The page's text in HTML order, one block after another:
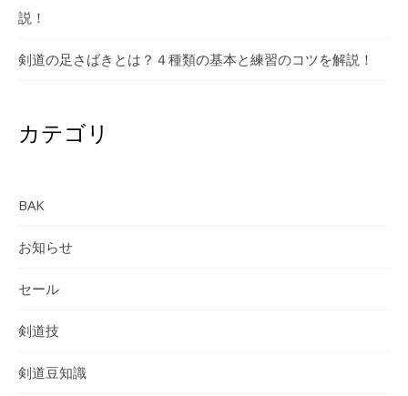
説！
剣道の足さばきとは？４種類の基本と練習のコツを解説！
カテゴリ
BAK
お知らせ
セール
剣道技
剣道豆知識